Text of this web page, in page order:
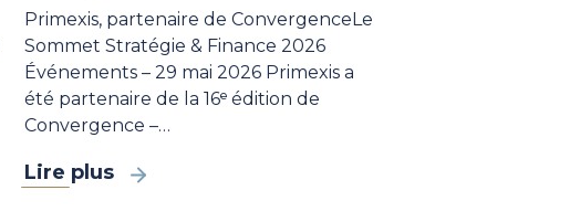
Primexis, partenaire de ConvergenceLe
Sommet Stratégie & Finance 2026
Événements – 29 mai 2026 Primexis a
été partenaire de la 16ᵉ édition de
Convergence –…
Lire plus